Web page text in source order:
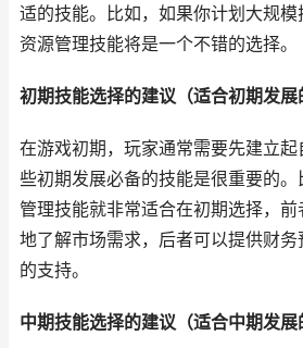
适的技能。比如，如果你计划大规
资源管理技能将是一个不错的选择。
初期技能选择的建议（适合初期发展
在游戏初期，玩家通常需要先建立
些初期发展必备的技能是很重要的
管理技能就非常适合在初期选择，
地了解市场需求，后者可以提供财
的支持。
中期技能选择的建议（适合中期发展